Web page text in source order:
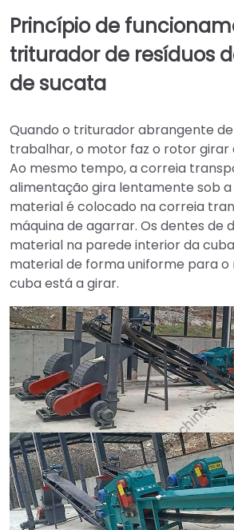
Princípio de
triturador de resíduos
de sucata
Quando o triturador abrangente
trabalhar, o motor faz o rotor girar
Ao mesmo tempo, a correia
alimentação gira lentamente sob
material é colocado na correia
máquina de agarrar. Os dentes de
material na parede interior da
material de forma uniforme para
cuba está a girar.